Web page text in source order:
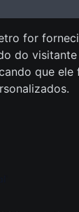
for
do
que